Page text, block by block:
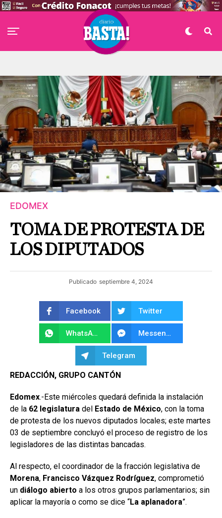
EDOMEX
TOMA DE PROTESTA DE
LOS DIPUTADOS
Publicado septiembre 4, 2024
Facebook Twitter
WhatsApp Messenger
Telegram
REDACCIÓN, GRUPO CANTÓN
Edomex.-Este miércoles quedará definida la instalación
de la 62 legislatura del Estado de México, con la toma
de protesta de los nuevos diputados locales; este martes
03 de septiembre concluyó el proceso de registro de los
legisladores de las distintas bancadas.
Al respecto, el coordinador de la fracción legislativa de
Morena, Francisco Vázquez Rodríguez, comprometió
un diálogo abierto a los otros grupos parlamentarios; sin
aplicar la mayoría o como se dice “La aplanadora”.